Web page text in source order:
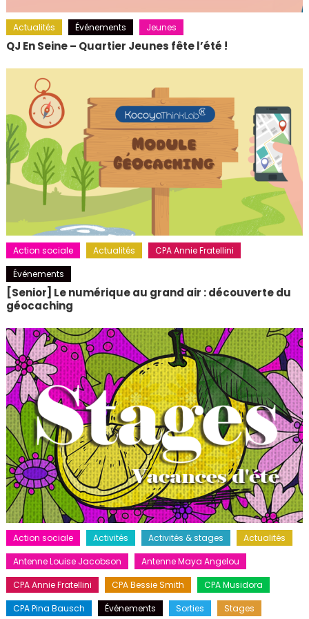
Actualités Événements Jeunes
QJ En Seine – Quartier Jeunes fête l’été !
Action sociale Actualités
CPA Annie Fratellini
Événements
[Senior] Le numérique au grand air : découverte du
géocaching
Action sociale Activités Activités & stages
Actualités
Antenne Louise Jacobson
Antenne Maya Angelou
CPA Annie Fratellini
CPA Bessie Smith
CPA Musidora
CPA Pina Bausch
Événements Sorties
Stages